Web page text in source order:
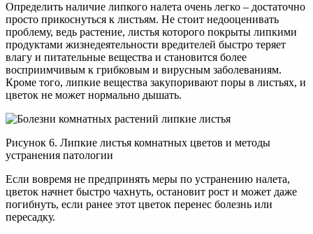
Определить наличие липкого налета очень легко – достаточно
просто прикоснуться к листьям. Не стоит недооценивать
проблему, ведь растение, листья которого покрыты липкими
продуктами жизнедеятельности вредителей быстро теряет
влагу и питательные вещества и становится более
восприимчивым к грибковым и вирусным заболеваниям.
Кроме того, липкие вещества закупоривают поры в листьях, и
цветок не может нормально дышать.
Рисунок 6. Липкие листья комнатных цветов и методы
устранения патологии
Если вовремя не предпринять меры по устранению налета,
цветок начнет быстро чахнуть, остановит рост и может даже
погибнуть, если ранее этот цветок перенес болезнь или
пересадку.